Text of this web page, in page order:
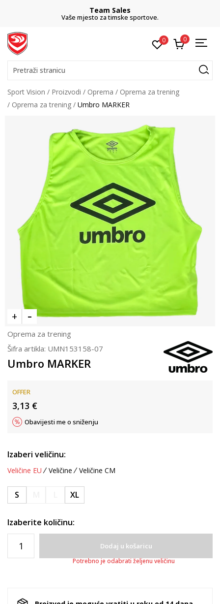
Team Sales
Vaše mjesto za timske sportove.
0 0
Pretraži stranicu
Sport Vision Proizvodi Oprema
Oprema za trening
Oprema za trening
Umbro MARKER
Oprema za trening
Šifra artikla: UMN153158-07
Umbro MARKER
OFFER
3,13 €
Obavijesti me o sniženju
Izaberi veličinu:
Veličine EU Veličine Veličine CM
S XL
Izaberite količinu:
Dodaj u košaricu
Potrebno je odabrati željenu veličinu